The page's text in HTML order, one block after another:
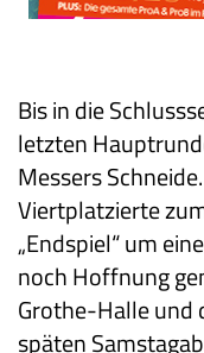
Bis in die
letzten
Messers
Viertplatzierte
„Endspiel“ um
noch Hoffnung
Grothe-Halle und
späten